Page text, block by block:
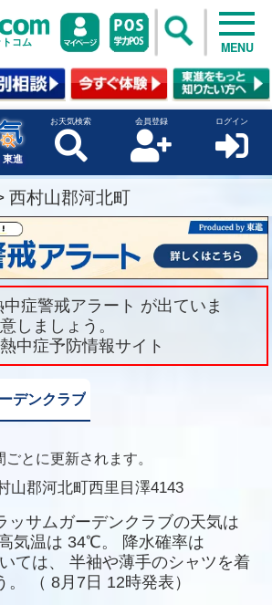
コム MENU
東進
お天気検索 会員登録 ログイン
西村山郡河北町
症警戒アラート が出ていま
しましょう。
中症予防情報サイト
デンクラブ
とに更新されます。
山郡河北町西里目澤4143
ッサムガーデンクラブの天気は
気温は 34℃。
降水確率は
ては、
半袖や薄手のシャツを着
。
（ 8月7日 12時発表）